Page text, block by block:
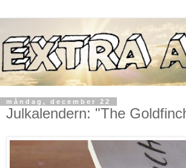
måndag, december 22
Julkalendern: "The